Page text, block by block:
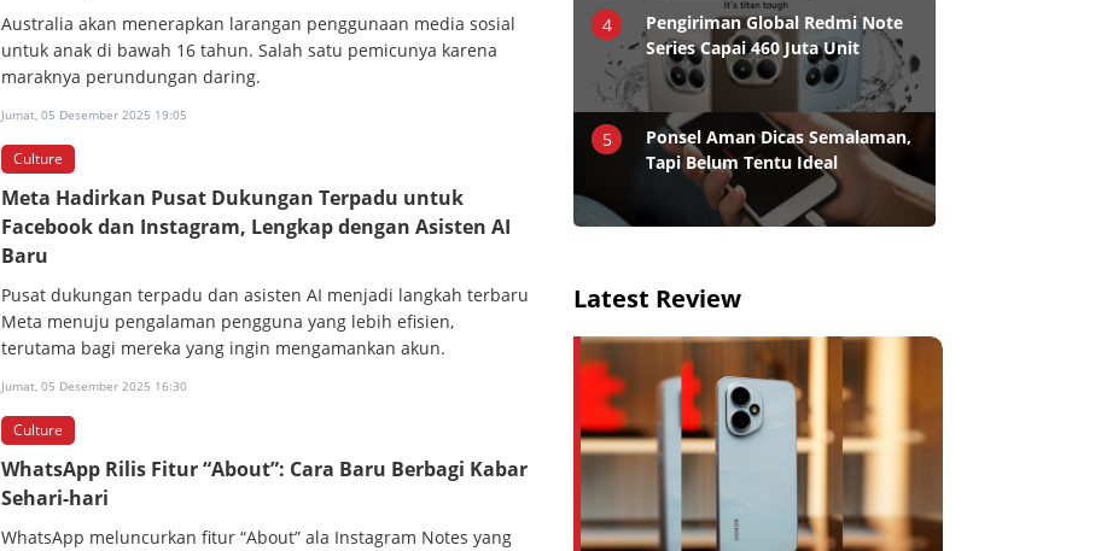
Australia akan menerapkan larangan penggunaan media sosial
untuk anak di bawah 16 tahun. Salah satu pemicunya karena
maraknya perundungan daring.
Jumat, 05 Desember 2025 19:05
Culture
Meta Hadirkan Pusat Dukungan Terpadu untuk
Facebook dan Instagram, Lengkap dengan Asisten AI
Baru
Pusat dukungan terpadu dan asisten AI menjadi langkah terbaru
Meta menuju pengalaman pengguna yang lebih efisien,
terutama bagi mereka yang ingin mengamankan akun.
Jumat, 05 Desember 2025 16:30
Culture
WhatsApp Rilis Fitur “About”: Cara Baru Berbagi Kabar
Sehari-hari
WhatsApp meluncurkan fitur “About” ala Instagram Notes yang
4
Pengiriman Global Redmi Note
Series Capai 460 Juta Unit
5
Ponsel Aman Dicas Semalaman,
Tapi Belum Tentu Ideal
Latest Review